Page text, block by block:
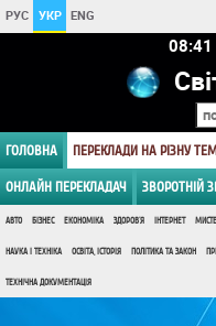
РУС УКР ENG
08 41
ГОЛОВНА ПЕРЕКЛАДИ НА РІЗНУ
ОНЛАЙН ПЕРЕКЛАДАЧ ЗВОРОТНІЙ
АВТО БІЗНЕС ЕКОНОМІКА ЗДОРОВ'Я ІНТЕРНЕТ
НАУКА І ТЕХНІКА ОСВІТА, ІСТОРІЯ ПОЛІТИКА ТА ЗАКОН
ТЕХНІЧНА ДОКУМЕНТАЦІЯ